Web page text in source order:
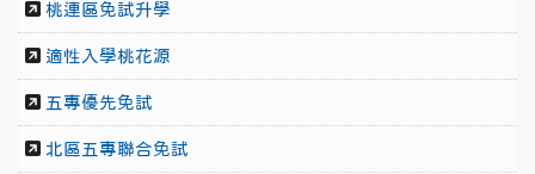
桃連區免試升學
適性入學桃花源
五專優先免試
北區五專聯合免試